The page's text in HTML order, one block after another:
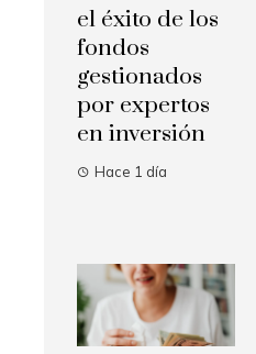
el éxito de los
fondos
gestionados
por expertos
en inversión
Hace 1 día